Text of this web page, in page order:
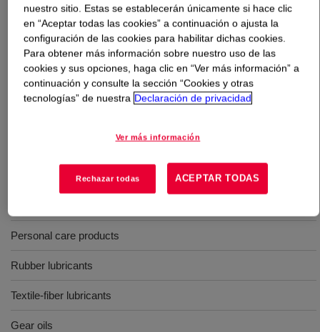
A water soluble PAG that is a liquid polyalkylene glycol
block copolymer. Above the cloud point, the UCON
separates from solution and acts as an extremely
effective defoamer. Cloud Point (1 wt%) ~ 50°C.
Chemical intermediates
Compressor lubricants
Personal care products
Rubber lubricants
Textile-fiber lubricants
Gear oils
nuestro sitio. Estas se establecerán únicamente si hace clic
en “Aceptar todas las cookies” a continuación o ajusta la
configuración de las cookies para habilitar dichas cookies.
Para obtener más información sobre nuestro uso de las
cookies y sus opciones, haga clic en “Ver más información” a
continuación y consulte la sección “Cookies y otras
tecnologías” de nuestra Declaración de privacidad
Ver más información
Rechazar todas ACEPTAR TODAS